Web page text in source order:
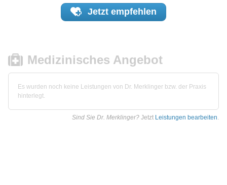
Jetzt empfehlen
Medizinisches Angebot
Es wurden noch keine Leistungen von Dr. Merklinger bzw. der Praxis
hinterlegt.
Sind Sie Dr. Merklinger? Jetzt Leistungen bearbeiten.